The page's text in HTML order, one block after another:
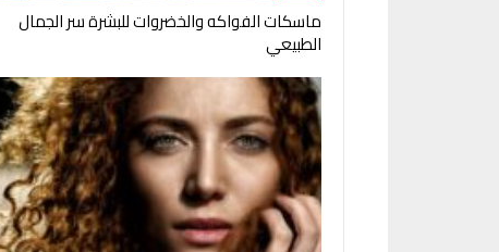
ماسكات الفواكه والخضروات للبشرة سر الجمال
الطبيعي